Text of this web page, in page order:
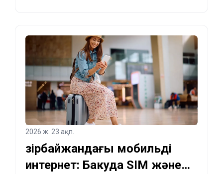
2026 ж. 23 ақп.
Әзірбайжандағы мобильді
интернет: Бакуда SIM және